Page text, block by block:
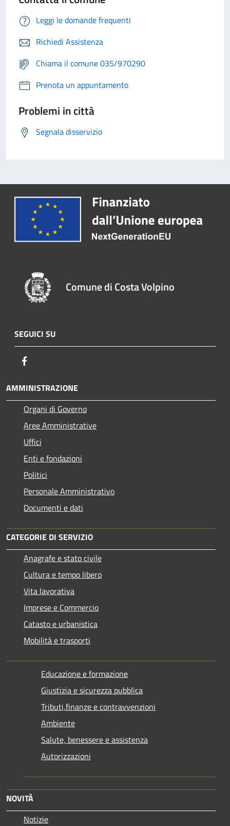
Leggi le domande frequenti
Richiedi Assistenza
Chiama il comune 035/970290
Prenota un appuntamento
Problemi in città
Segnala disservizio
Comune di Costa Volpino
SEGUICI SU
AMMINISTRAZIONE
Organi di Governo
Aree Amministrative
Uffici
Enti e fondazioni
Politici
Personale Amministrativo
Documenti e dati
CATEGORIE DI SERVIZIO
Anagrafe e stato civile
Cultura e tempo libero
Vita lavorativa
Imprese e Commercio
Catasto e urbanistica
Mobilità e trasporti
Educazione e formazione
Giustizia e sicurezza pubblica
Tributi,finanze e contravvenzioni
Ambiente
Salute, benessere e assistenza
Autorizzazioni
NOVITÀ
Notizie